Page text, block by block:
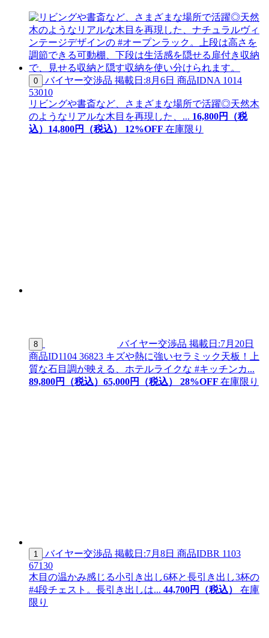
0 バイヤー交渉品 掲載日:8月6日 商品IDNA 1014
53010
リビングや書斎など、さまざまな場所で活躍◎天然木
のようなリアルな木目を再現した、... 16,800円（税
込） 14,800円（税込） 12%OFF 在庫限り
8 バイヤー交渉品 掲載日:7月20日
商品ID1104 36823 キズや熱に強いセラミック天板！上
質な石目調が映える、ホテルライクな #キッチンカ...
89,800円（税込） 65,000円（税込） 28%OFF 在庫限り
1 バイヤー交渉品 掲載日:7月8日 商品IDBR 1103
67130
木目の温かみ感じる小引き出し6杯と長引き出し3杯の
#4段チェスト。長引き出しは... 44,700円（税込）
在庫
限り